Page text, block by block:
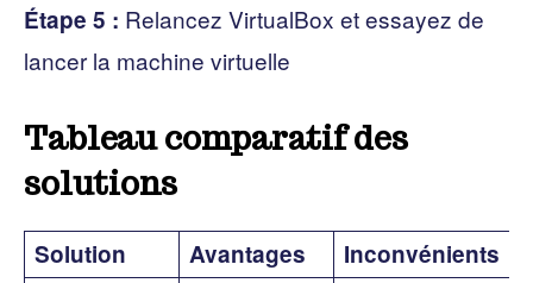
Étape 5 : Relancez VirtualBox et essayez de
lancer la machine virtuelle
Tableau comparatif des
solutions
Solution Avantages Inconvénients